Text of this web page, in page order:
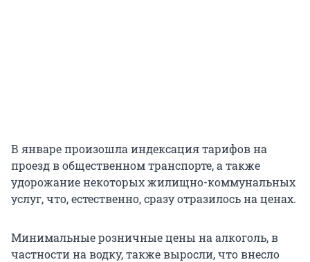
В январе произошла индексация тарифов на
проезд в общественном транспорте, а также
удорожание некоторых жилищно-коммунальных
услуг, что, естественно, сразу отразилось на ценах.
Минимальные розничные цены на алкоголь, в
частности на водку, также выросли, что внесло